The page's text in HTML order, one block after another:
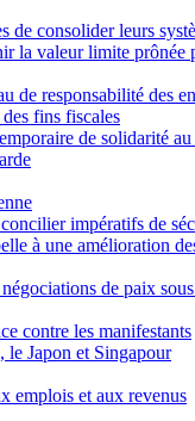
de consolider leurs
la valeur limite prônée
de responsabilité des
fins fiscales
de solidarité au
impératifs de
à une amélioration
de paix
contre les manifestants
le Japon et Singapour
emplois et aux revenus